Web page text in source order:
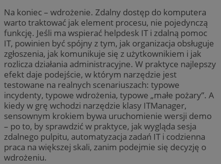
Na koniec – wdrożenie. Zdalny dostęp do komputera
warto traktować jak element procesu, nie pojedynczą
funkcję. Jeśli ma wspierać helpdesk IT i zdalną pomoc
IT, powinien być spójny z tym, jak organizacja obsługuje
zgłoszenia, jak komunikuje się z użytkownikiem i jak
rozlicza działania administracyjne. W praktyce najlepszy
efekt daje podejście, w którym narzędzie jest
testowane na realnych scenariuszach: typowe
incydenty, typowe wdrożenia, typowe „małe pożary”. A
kiedy w grę wchodzi narzędzie klasy ITManager,
sensownym krokiem bywa uruchomienie wersji demo
– po to, by sprawdzić w praktyce, jak wygląda sesja
zdalnego pulpitu, automatyzacja zadań IT i codzienna
praca na większej skali, zanim podejmie się decyzję o
wdrożeniu.